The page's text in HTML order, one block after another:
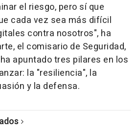
el riesgo, pero sí que
cada vez sea más difícil
contra nosotros", ha
el comisario de Seguridad,
apuntado tres pilares en los
la "resiliencia", la
y la defensa.